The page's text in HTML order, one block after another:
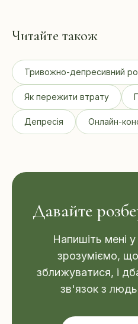
Читайте також
Тривожно-депресивний
Як пережити втрату
Депресія Онлайн-
Давайте
Напишіть мені
зрозуміємо,
зближуватися, і
зв'язок з